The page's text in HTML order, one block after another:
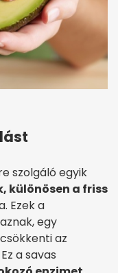
szolgáló egyik
különösen a friss
Ezek a
egy
az
a savas